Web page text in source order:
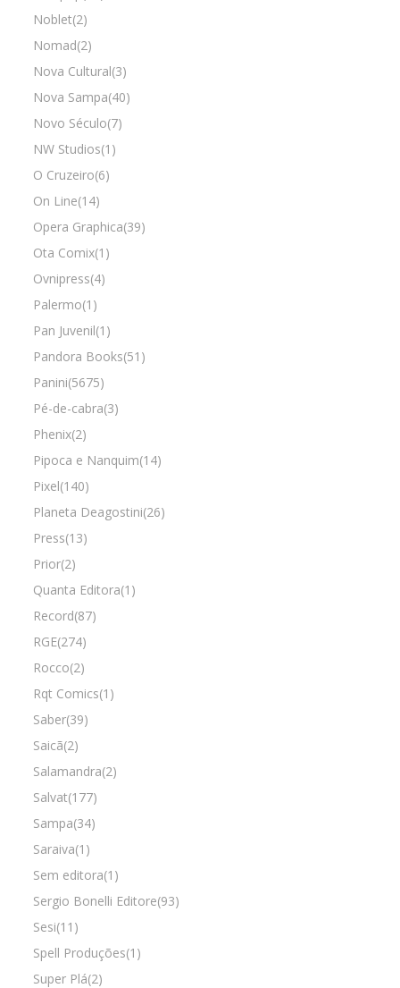
Noblet(2)
Nomad(2)
Nova Cultural(3)
Nova Sampa(40)
Novo Século(7)
NW Studios(1)
O Cruzeiro(6)
On Line(14)
Opera Graphica(39)
Ota Comix(1)
Ovnipress(4)
Palermo(1)
Pan Juvenil(1)
Pandora Books(51)
Panini(5675)
Pé-de-cabra(3)
Phenix(2)
Pipoca e Nanquim(14)
Pixel(140)
Planeta Deagostini(26)
Press(13)
Prior(2)
Quanta Editora(1)
Record(87)
RGE(274)
Rocco(2)
Rqt Comics(1)
Saber(39)
Saicã(2)
Salamandra(2)
Salvat(177)
Sampa(34)
Saraiva(1)
Sem editora(1)
Sergio Bonelli Editore(93)
Sesi(11)
Spell Produções(1)
Super Plá(2)